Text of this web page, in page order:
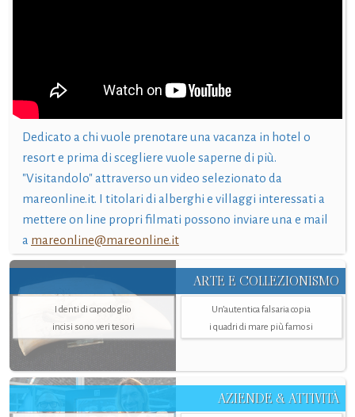
Dedicato a chi vuole prenotare una vacanza in hotel o
resort e prima di scegliere vuole saperne di più.
"Visitandolo" attraverso un video selezionato da
mareonline.it. I titolari di alberghi e villaggi interessati a
mettere on line propri filmati possono inviare una e mail
a mareonline@mareonline.it
ARTE E COLLEZIONISMO
I denti di capodoglio
incisi sono veri tesori
Un’autentica falsaria copia
i quadri di mare più famosi
AZIENDE & ATTIVITÀ